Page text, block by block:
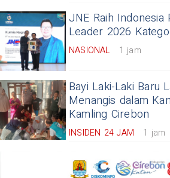
JNE Raih Indonesia
Leader 2026
NASIONAL 1 jam
Bayi Laki-Laki Baru
Menangis dalam
Kamling Cirebon
INSIDEN 24 JAM 1 jam